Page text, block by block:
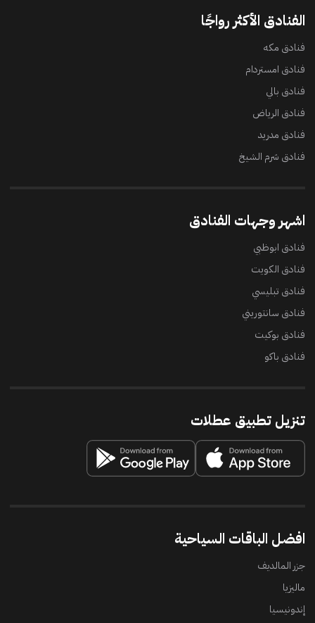
الفنادق الأكثر رواجًا
فنادق مكه
فنادق امستردام
فنادق بالي
فنادق الرياض
فنادق مدريد
فنادق شرم الشيخ
اشهر وجهات الفنادق
فنادق ابوظبي
فنادق الكويت
فنادق تبليسي
فنادق سانتوريني
فنادق بوكيت
فنادق باكو
تنزيل تطبيق عطلات
افضل الباقات السياحية
جزر المالديف
ماليزيا
إندونيسيا